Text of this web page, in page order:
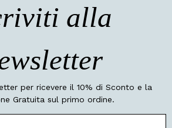
alla
per ricevere il 10% di Sconto e la
Gratuita sul primo ordine.